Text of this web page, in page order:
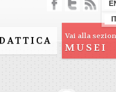
Vai alla
MUSEI